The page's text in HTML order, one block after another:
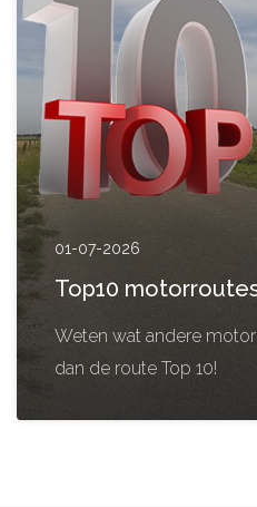
01-07-2026
Top10
Weten wat andere
dan de route Top 10!